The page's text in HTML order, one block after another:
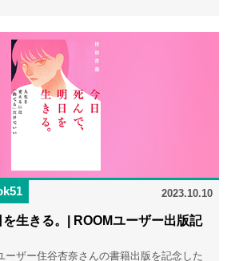
2023.10.10
生きる。| ROOMユーザー出版記
ーザー住谷杏奈さんの書籍出版を記念した